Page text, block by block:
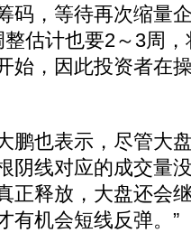
码，等待再次缩量
估计也要2～3周，
始，因此投资者在
也表示，尽管大
阴线对应的成交量
正释放，大盘还会
有机会短线反弹。”